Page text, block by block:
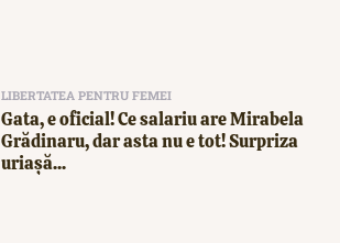
LIBERTATEA PENTRU FEMEI
Gata, e oficial! Ce salariu are Mirabela
Grădinaru, dar asta nu e tot! Surpriza
uriașă...